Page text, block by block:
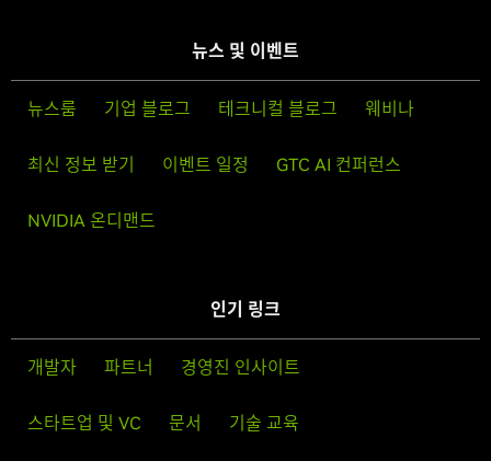
뉴스 및 이벤트
뉴스룸 기업 블로그 테크니컬 블로그 웨비나
최신 정보 받기 이벤트 일정 GTC AI 컨퍼런스
NVIDIA 온디맨드
인기 링크
개발자 파트너 경영진 인사이트
스타트업 및 VC 문서 기술 교육